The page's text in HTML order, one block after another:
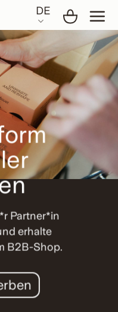
DE
Partner*in
erhalte
B2B-Shop.